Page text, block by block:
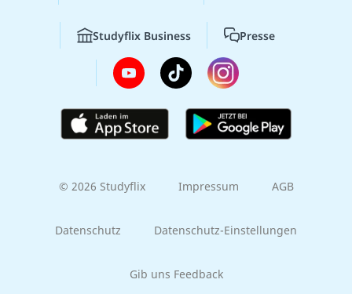
Studyflix Business Presse
© 2026 Studyflix Impressum AGB
Datenschutz Datenschutz-Einstellungen
Gib uns Feedback